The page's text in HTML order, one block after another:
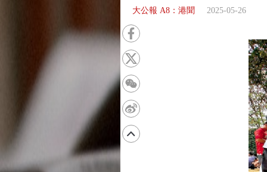
大公報 A8：港聞 2025-05-26